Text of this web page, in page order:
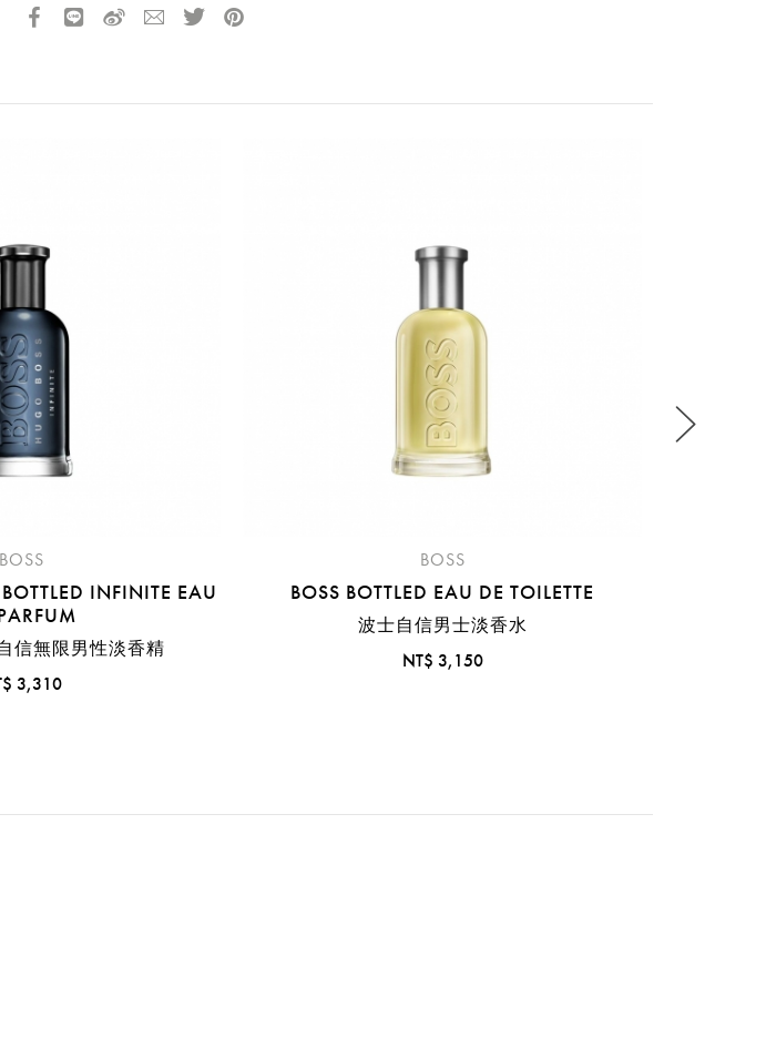
高雄國際機場(KHH)
客 使用
或訂購流程指引，請瀏覽
法使用喜愛清單！
所有活動皆不可不同訂單相互累計
BOSS
INFINITE EAU
信無限男性淡香精
3,310
BOSS
BOSS BOTTLED EAU DE TOILETTE
波士自信男士淡香水
NT$ 3,150